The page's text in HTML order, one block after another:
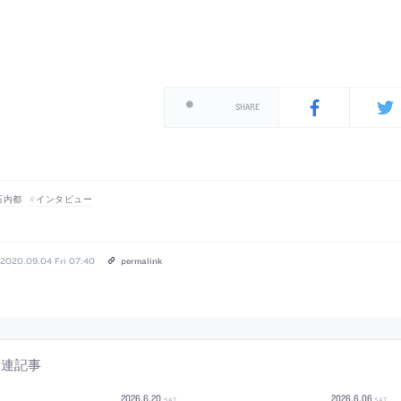
SHARE
内都 インタビュー
2020.09.04 Fri 07:40 permalink
記事